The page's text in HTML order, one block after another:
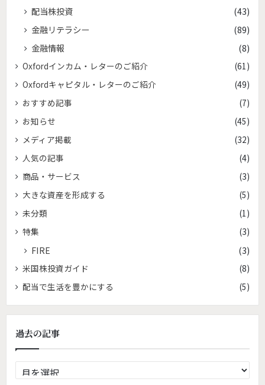
配当株投資
(43)
金融リテラシー
(89)
金融情報
(8)
Oxfordインカム・レターのご紹介
(61)
Oxfordキャピタル・レターのご紹介
(49)
おすすめ記事
(7)
お知らせ
(45)
メディア掲載
(32)
人気の記事
(4)
商品・サービス
(3)
大きな資産を形成する
(5)
未分類
(1)
特集
(3)
FIRE (3)
米国株投資ガイド
(8)
配当で生活を豊かにする
(5)
過去の記事
去